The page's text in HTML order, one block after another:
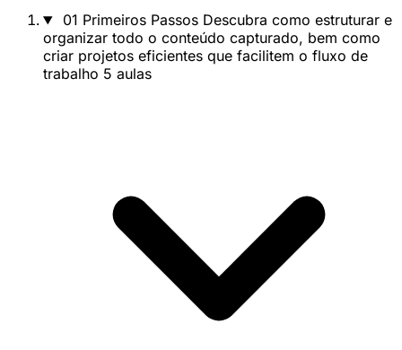
01 Primeiros Passos Descubra como estruturar e
organizar todo o conteúdo capturado, bem como
criar projetos eficientes que facilitem o fluxo de
trabalho 5 aulas